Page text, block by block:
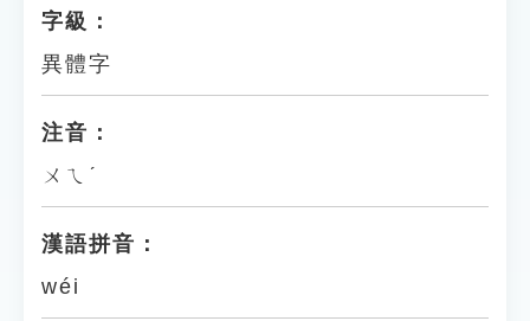
字級：
異體字
注音：
ㄨㄟˊ
漢語拼音：
wéi